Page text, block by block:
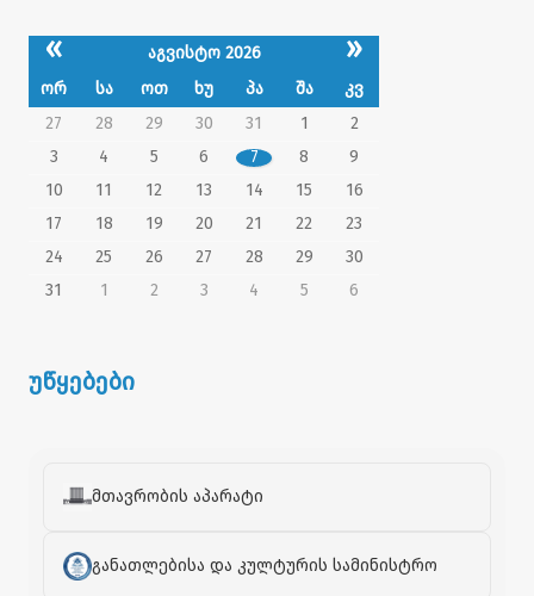
« აგვისტო 2026 »
ორ სა ოთ ხუ პა შა
კვ
27
28 29 30 31 1
2
3
4 5 6 7 8
9
10
11 12 13 14 15
16
17
18 19 20 21 22
23
24
25 26 27 28 29
30
31
1 2 3 4 5 6
უწყებები
მთავრობის აპარატი
განათლებისა და კულტურის სამინისტრო